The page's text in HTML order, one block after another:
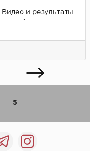
Видео и результаты
5